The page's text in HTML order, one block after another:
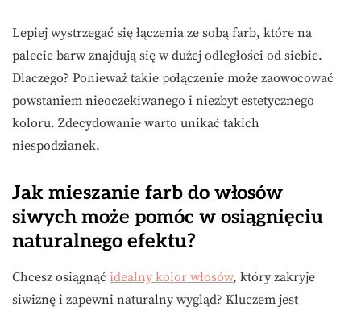
Lepiej wystrzegać się łączenia ze sobą farb, które na
palecie barw znajdują się w dużej odległości od siebie.
Dlaczego? Ponieważ takie połączenie może zaowocować
powstaniem nieoczekiwanego i niezbyt estetycznego
koloru. Zdecydowanie warto unikać takich
niespodzianek.
Jak mieszanie farb do włosów
siwych może pomóc w osiągnięciu
naturalnego efektu?
Chcesz osiągnąć idealny kolor włosów, który zakryje
siwiznę i zapewni naturalny wygląd? Kluczem jest